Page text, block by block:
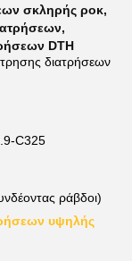
σκληρής ροκ,
,
DTH
διατρήσεων
C325
ράβδοι)
υψηλής